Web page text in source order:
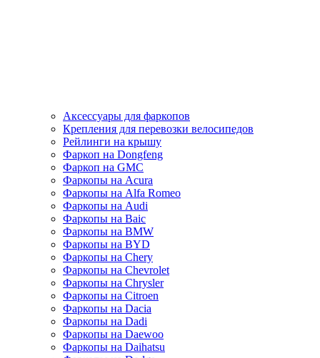
Аксессуары для фаркопов
Крепления для перевозки велосипедов
Рейлинги на крышу
Фаркоп на Dongfeng
Фаркоп на GMC
Фаркопы на Acura
Фаркопы на Alfa Romeo
Фаркопы на Audi
Фаркопы на Baic
Фаркопы на BMW
Фаркопы на BYD
Фаркопы на Chery
Фаркопы на Chevrolet
Фаркопы на Chrysler
Фаркопы на Citroen
Фаркопы на Dacia
Фаркопы на Dadi
Фаркопы на Daewoo
Фаркопы на Daihatsu